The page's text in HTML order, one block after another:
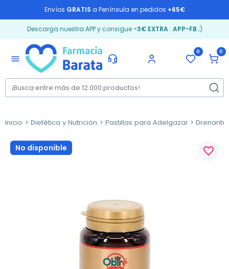
Envíos GRATIS a Península en pedidos +65€
Descarga nuestra APP y consigue -3€ EXTRA: APP-FB ;)
menu
0 0
Inicio Dietética y Nutrición Pastillas para Adelgazar
No disponible favorite_border